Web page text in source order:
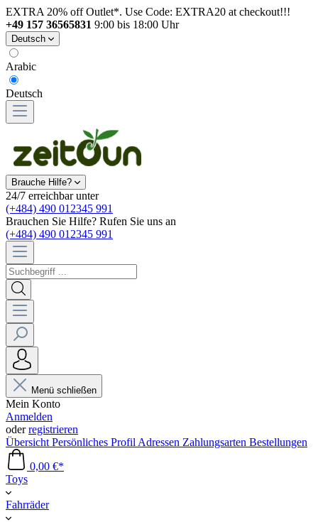
EXTRA 20% off Outlet*. Use Code: EXTRA20 at checkout!!!
+49 157 36565831 9:00 bis 18:00 Uhr
Deutsch
Arabic
Deutsch
Brauche Hilfe?
24/7 erreichbar unter
(+484) 490 012345 991
Brauchen Sie Hilfe? Rufen Sie uns an
(+484) 490 012345 991
Menü schließen
Mein Konto
Anmelden
oderregistrieren
Übersicht Persönliches Profil Adressen Zahlungsarten Bestellungen
0,00 €*
Toys
Fahrräder